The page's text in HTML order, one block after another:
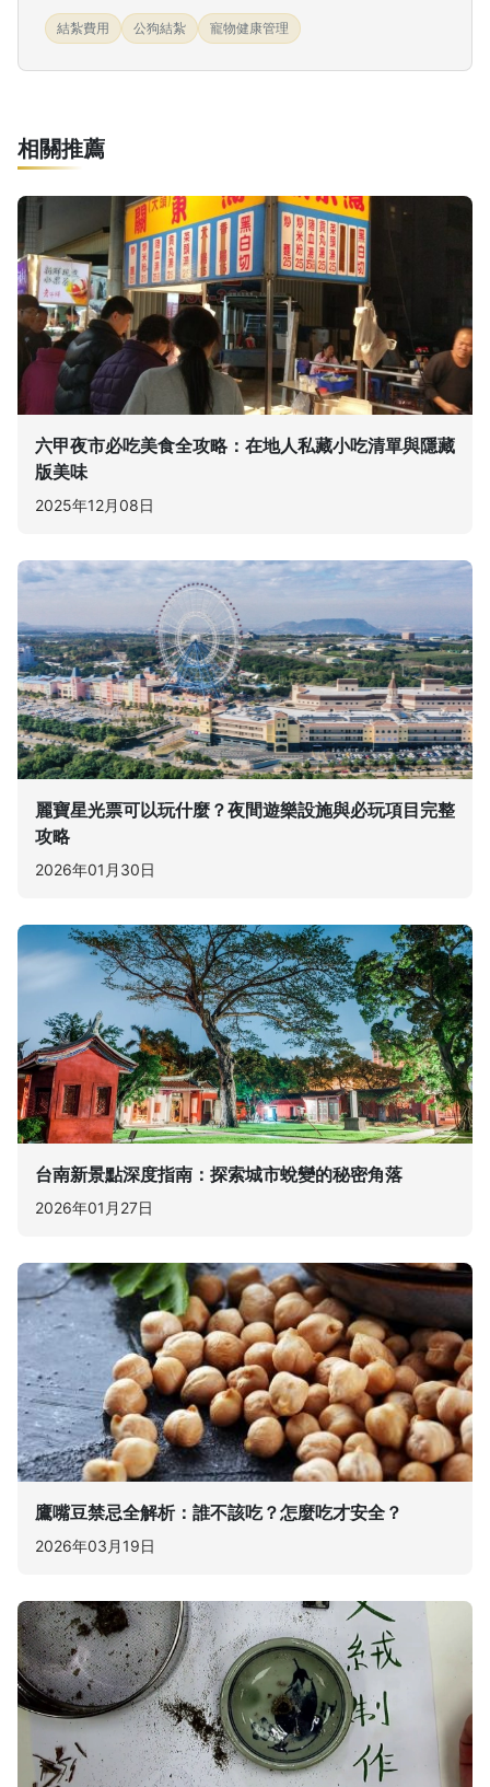
結紮費用 公狗結紮 寵物健康管理
相關推薦
六甲夜市必吃美食全攻略：在地人私藏小吃清單與隱藏
版美味
2025年12月08日
麗寶星光票可以玩什麼？夜間遊樂設施與必玩項目完整
攻略
2026年01月30日
台南新景點深度指南：探索城市蛻變的秘密角落
2026年01月27日
鷹嘴豆禁忌全解析：誰不該吃？怎麼吃才安全？
2026年03月19日